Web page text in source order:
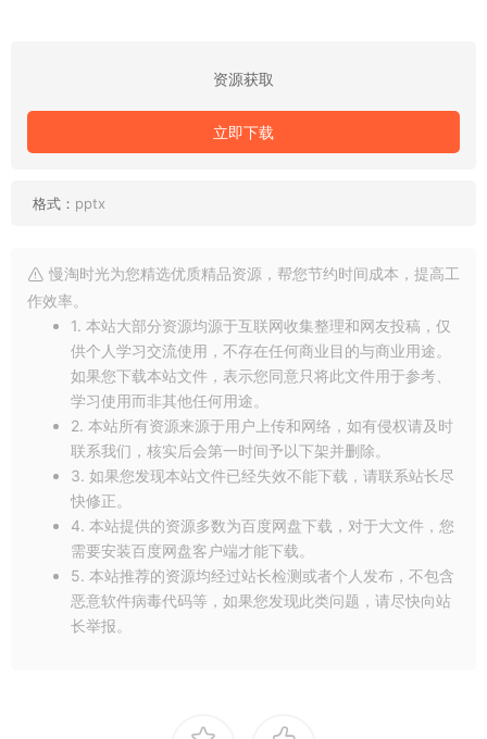
资源获取
立即下载
格式： pptx
慢淘时光为您精选优质精品资源，帮您节约时间成本，提高工
作效率。
1. 本站大部分资源均源于互联网收集整理和网友投稿，仅
供个人学习交流使用，不存在任何商业目的与商业用途。
如果您下载本站文件，表示您同意只将此文件用于参考、
学习使用而非其他任何用途。
2. 本站所有资源来源于用户上传和网络，如有侵权请及时
联系我们，核实后会第一时间予以下架并删除。
3. 如果您发现本站文件已经失效不能下载，请联系站长尽
快修正。
4. 本站提供的资源多数为百度网盘下载，对于大文件，您
需要安装百度网盘客户端才能下载。
5. 本站推荐的资源均经过站长检测或者个人发布，不包含
恶意软件病毒代码等，如果您发现此类问题，请尽快向站
长举报。